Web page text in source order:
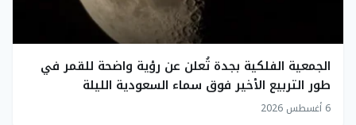
الجمعية الفلكية بجدة تُعلن عن رؤية واضحة للقمر في
طور التربيع الأخير فوق سماء السعودية الليلة
6 أغسطس 2026